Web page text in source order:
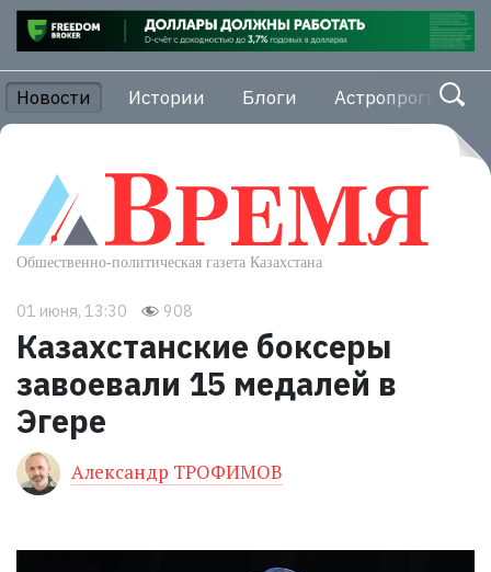
Новости Истории Блоги Астропрогноз
01 июня, 13:30 908
Казахстанские боксеры
завоевали 15 медалей в
Эгере
Александр ТРОФИМОВ